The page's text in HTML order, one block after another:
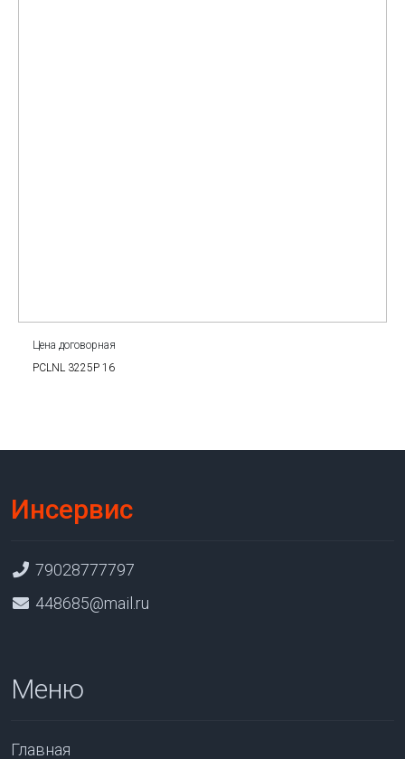
Цена договорная
PCLNL 3225P 16
Инсервис
79028777797
448685@mail.ru
Меню
Главная